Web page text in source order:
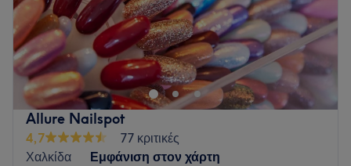
Το Tania - TF Beauty Makeup Store βρίσκεται στη Χαλκίδα
και προσφέρει μια μεγάλη γκάμα υπηρεσιών ομορφιάς.
Go to venue
Allure Nailspot
4,7
77 κριτικές
Χαλκίδα
Εμφάνιση στον χάρτη